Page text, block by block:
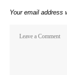
Your email address